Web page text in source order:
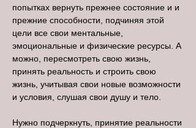
попытках вернуть прежнее состояние и и
прежние способности, подчиняя этой
цели все свои ментальные,
эмоциональные и физические ресурсы. А
можно, пересмотреть свою жизнь,
принять реальность и строить свою
жизнь, учитывая свои новые возможности
и условия, слушая свои душу и тело.
Нужно подчеркнуть, принятие реальности